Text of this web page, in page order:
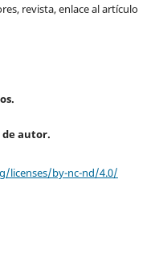
revista, enlace al artículo
de autor.
licenses/by-nc-nd/4.0/